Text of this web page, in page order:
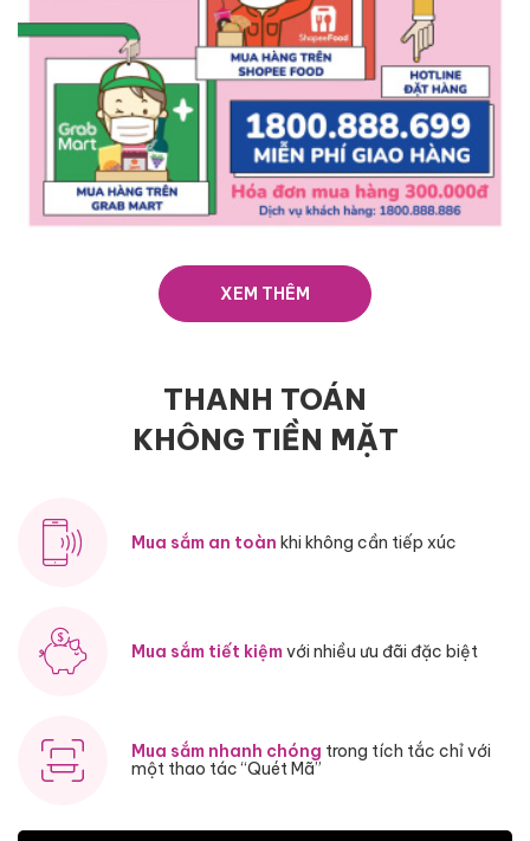
XEM THÊM
THANH TOÁN
KHÔNG TIỀN MẶT
Mua sắm an toàn khi không cần tiếp xúc
Mua sắm tiết kiệmvới nhiều ưu đãi đặc biệt
Mua sắm nhanh chóng trong tích tắc chỉ với
một thao tác “Quét Mã”